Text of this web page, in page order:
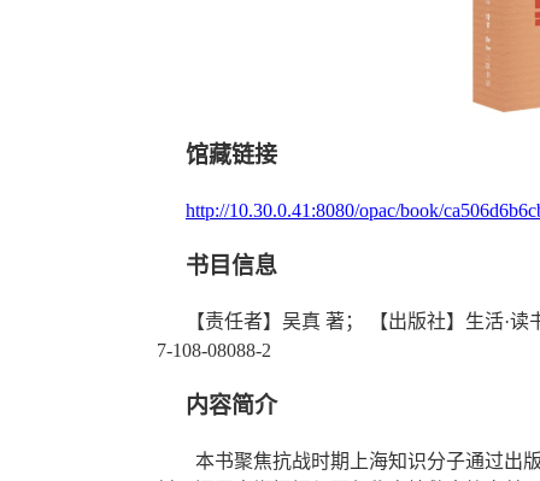
馆藏链接
http://10.30.0.41:8080/opac/book/
书目信息
【责任者】 吴真 著 ； 【出版社】 生活·读
7-108-08088-2
内容简介
本书聚焦抗战时期上海知识分子通过出